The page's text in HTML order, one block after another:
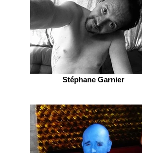
Stéphane Garnier